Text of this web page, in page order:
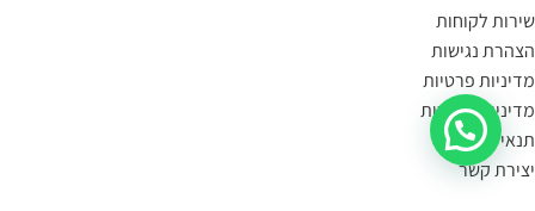
שירות לקוחות
הצהרת נגישות
מדיניות פרטיות
מדיניות החזרות
תנאי שימוש
יצירת קשר